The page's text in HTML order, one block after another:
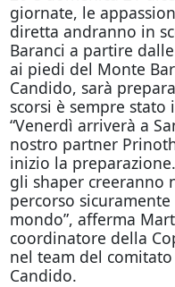
giornate, le
diretta andranno in
Baranci a partire
ai piedi del Monte
Candido, sarà
scorsi è sempre
“Venerdì arriverà a
nostro partner
inizio la
gli shaper creeranno
percorso
mondo”, afferma
coordinatore della
nel team del comitato
Candido.